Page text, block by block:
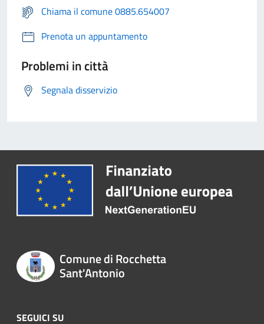
Chiama il comune 0885.654007
Prenota un appuntamento
Problemi in città
Segnala disservizio
Comune di Rocchetta
Sant'Antonio
SEGUICI SU